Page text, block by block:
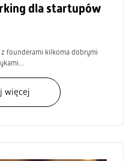
dla startupów
founderami kilkoma dobrymi
więcej